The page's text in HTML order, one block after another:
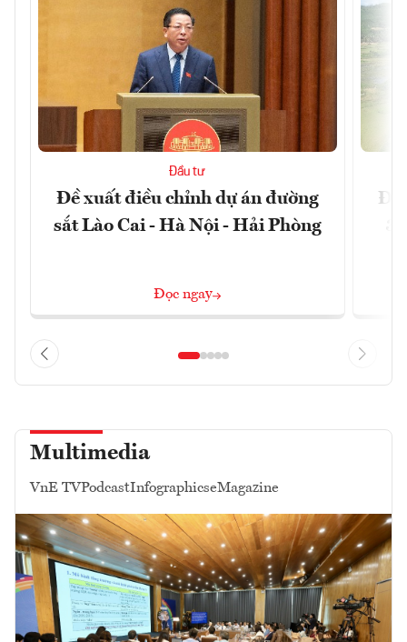
Đầu tư
Đề xuất điều chỉnh dự án đường
sắt Lào Cai - Hà Nội - Hải Phòng
Đọc ngay
Multimedia
VnE TVPodcastInfographicseMagazine